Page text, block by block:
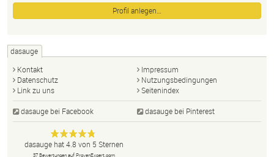
Profil anlegen…
dasauge
Kontakt
Impressum
Datenschutz
Nutzungsbedingungen
Link zu uns
Seitenindex
dasauge bei Facebook dasauge bei Pinterest
dasauge
Designer,
Anonym
dasaugehat4.8 von 5 Sternen
37Bewertungen auf ProvenExpert.com